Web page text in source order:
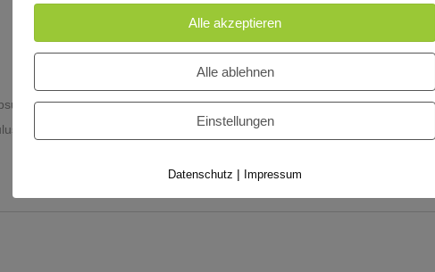
dolor sit amet, consec tetuer adipiscing elit. Aenean commodo ligula
mus. Donec quam felis, ultricies. Lorem ipsum dolor sit amet,
Alle akzeptieren
Alle ablehnen
Einstellungen
Datenschutz | Impressum